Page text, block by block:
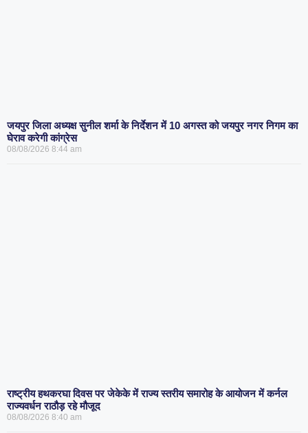
जयपुर जिला अध्यक्ष सुनील शर्मा के निर्देशन में 10 अगस्त को जयपुर नगर निगम का
घेराव करेगी कांग्रेस
08/08/2026 8:44 am
राष्ट्रीय हथकरघा दिवस पर जेकेके में राज्य स्तरीय समारोह के आयोजन में कर्नल
राज्यवर्धन राठौड़ रहे मौजूद
08/08/2026 8:40 am